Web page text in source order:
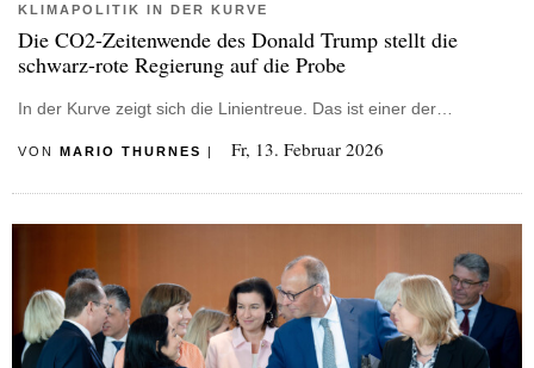
KLIMAPOLITIK IN DER KURVE
Die CO2-Zeitenwende des Donald Trump stellt die
schwarz-rote Regierung auf die Probe
In der Kurve zeigt sich die Linientreue. Das ist einer der…
VON MARIO THURNES | Fr, 13. Februar 2026